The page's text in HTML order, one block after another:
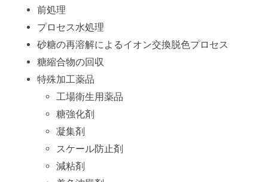
前処理
プロセス水処理
砂糖の再溶解によるイオン交換脱色プロセス
糖縮合物の回収
特殊加工薬品
工場衛生用薬品
糖強化剤
凝集剤
スケール防止剤
減粘剤